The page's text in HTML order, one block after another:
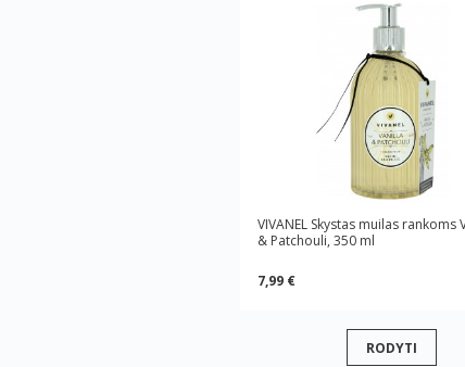
VIVANEL Skystas muilas rankoms
& Patchouli, 350 ml
7,99 €
RODYTI